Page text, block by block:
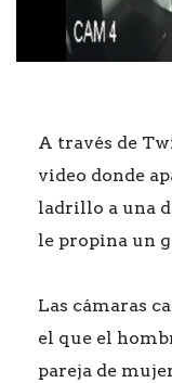
A través de
video donde
ladrillo a una
le propina un
Las cámaras
el que el
pareja de